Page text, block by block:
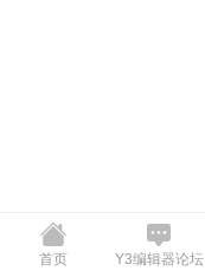
首页 Y3编辑器论坛